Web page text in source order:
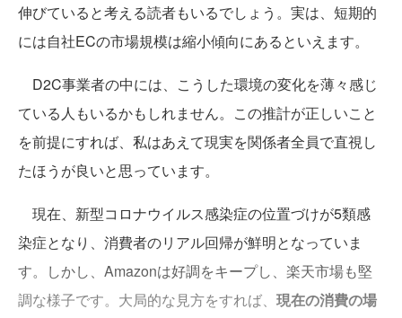
伸びていると考える読者もいるでしょう。実は、短期的
には自社ECの市場規模は縮小傾向にあるといえます。
D2C事業者の中には、こうした環境の変化を薄々感じ
ている人もいるかもしれません。この推計が正しいこと
を前提にすれば、私はあえて現実を関係者全員で直視し
たほうが良いと思っています。
現在、新型コロナウイルス感染症の位置づけが5類感
染症となり、消費者のリアル回帰が鮮明となっていま
す。しかし、Amazonは好調をキープし、楽天市場も堅
調な様子です。大局的な見方をすれば、 現在の消費の場